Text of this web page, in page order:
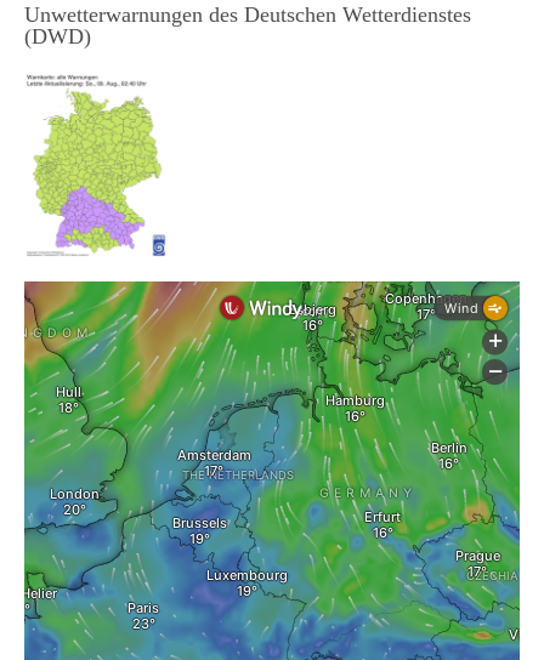
Unwetterwarnungen des Deutschen Wetterdienstes
(DWD)